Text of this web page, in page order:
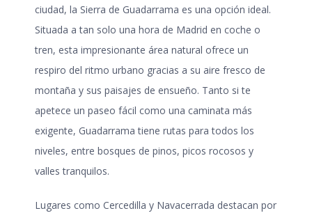
ciudad, la Sierra de Guadarrama es una opción ideal.
Situada a tan solo una hora de Madrid en coche o
tren, esta impresionante área natural ofrece un
respiro del ritmo urbano gracias a su aire fresco de
montaña y sus paisajes de ensueño. Tanto si te
apetece un paseo fácil como una caminata más
exigente, Guadarrama tiene rutas para todos los
niveles, entre bosques de pinos, picos rocosos y
valles tranquilos.
Lugares como Cercedilla y Navacerrada destacan por